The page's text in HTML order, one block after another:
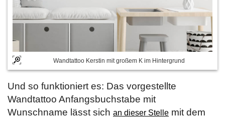
Wandtattoo Kerstin mit großem K im Hintergrund
Und so funktioniert es: Das vorgestellte
Wandtattoo Anfangsbuchstabe mit
Wunschname lässt sich an dieser Stelle mit dem